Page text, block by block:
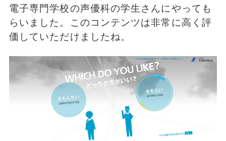
電子専門学校の声優科の学生さんにやっても
らいました。このコンテンツは非常に高く評
価していただけましたね。